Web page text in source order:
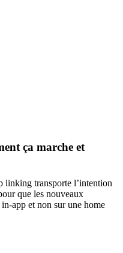
ça marche et
linking transporte l’intention
que les nouveaux
app et non sur une home